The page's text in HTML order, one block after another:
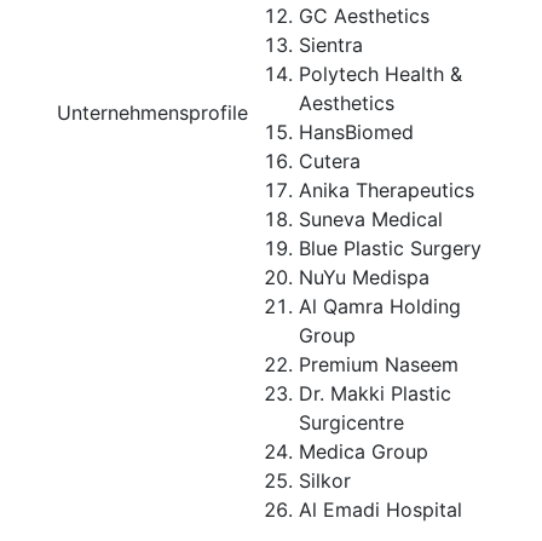
Unternehmensprofile
GC Aesthetics
Sientra
Polytech Health &
Aesthetics
HansBiomed
Cutera
Anika Therapeutics
Suneva Medical
Blue Plastic Surgery
NuYu Medispa
Al Qamra Holding
Group
Premium Naseem
Dr. Makki Plastic
Surgicentre
Medica Group
Silkor
Al Emadi Hospital